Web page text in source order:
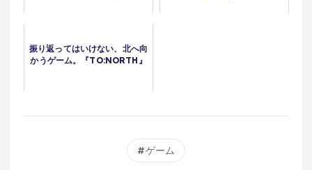
振り返ってはいけない、北へ向
かうゲーム。『TO:NORTH』
ゲーム